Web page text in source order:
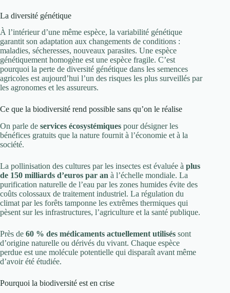
La diversité génétique
À l’intérieur d’une même espèce, la variabilité génétique
garantit son adaptation aux changements de conditions :
maladies, sécheresses, nouveaux parasites. Une espèce
génétiquement homogène est une espèce fragile. C’est
pourquoi la perte de diversité génétique dans les semences
agricoles est aujourd’hui l’un des risques les plus surveillés par
les agronomes et les assureurs.
Ce que la biodiversité rend possible sans qu’on le réalise
On parle de services écosystémiques pour désigner les
bénéfices gratuits que la nature fournit à l’économie et à la
société.
La pollinisation des cultures par les insectes est évaluée à plus
de 150 milliards d’euros par an à l’échelle mondiale. La
purification naturelle de l’eau par les zones humides évite des
coûts colossaux de traitement industriel. La régulation du
climat par les forêts tamponne les extrêmes thermiques qui
pèsent sur les infrastructures, l’agriculture et la santé publique.
Près de 60 % des médicaments actuellement utilisés sont
d’origine naturelle ou dérivés du vivant. Chaque espèce
perdue est une molécule potentielle qui disparaît avant même
d’avoir été étudiée.
Pourquoi la biodiversité est en crise